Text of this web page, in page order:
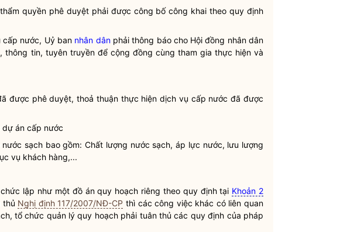
thẩmquyền phê duyệt phải được công bố công khai theo quy định
cấp nước, Uỷ ban nhân dânphải thông báo cho Hội đồng nhân dân
thông tin, tuyên truyền để cộng đồng cùng tham gia thực hiện và
được phê duyệt, thoả thuận thực hiệndịch vụ cấp nước đã được
dự án cấp nước
nước sạch bao gồm: Chất lượng nước sạch, áp lực nước, lưu lượng
vụ khách hàng,...
lập như một đồ án quy hoạch riêng theo quy định tại Khoản 2
thủ Nghị định 117/2007/NĐ-CP thì các công việc khác có liên quan
tổ chức quản lý quy hoạch phải tuân thủ các quy định của pháp